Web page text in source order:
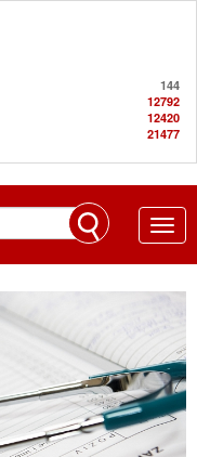
144
12792
12420
21477
Toggle